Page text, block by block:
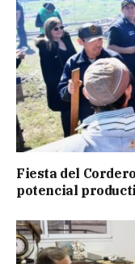
Fiesta del
potencial